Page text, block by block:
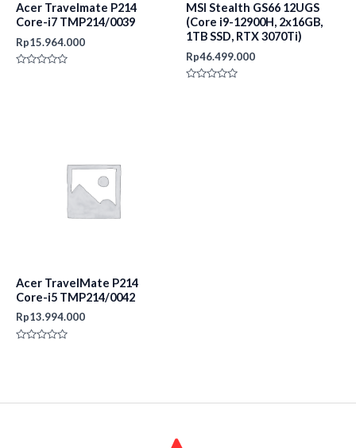
Acer Travelmate P214
Core-i7 TMP214/0039
Rp15.964.000
MSI Stealth GS66 12UGS
(Core i9-12900H, 2x16GB,
1TB SSD, RTX 3070Ti)
Rp46.499.000
Acer TravelMate P214
Core-i5 TMP214/0042
Rp13.994.000